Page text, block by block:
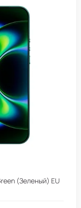
(Зеленый) EU